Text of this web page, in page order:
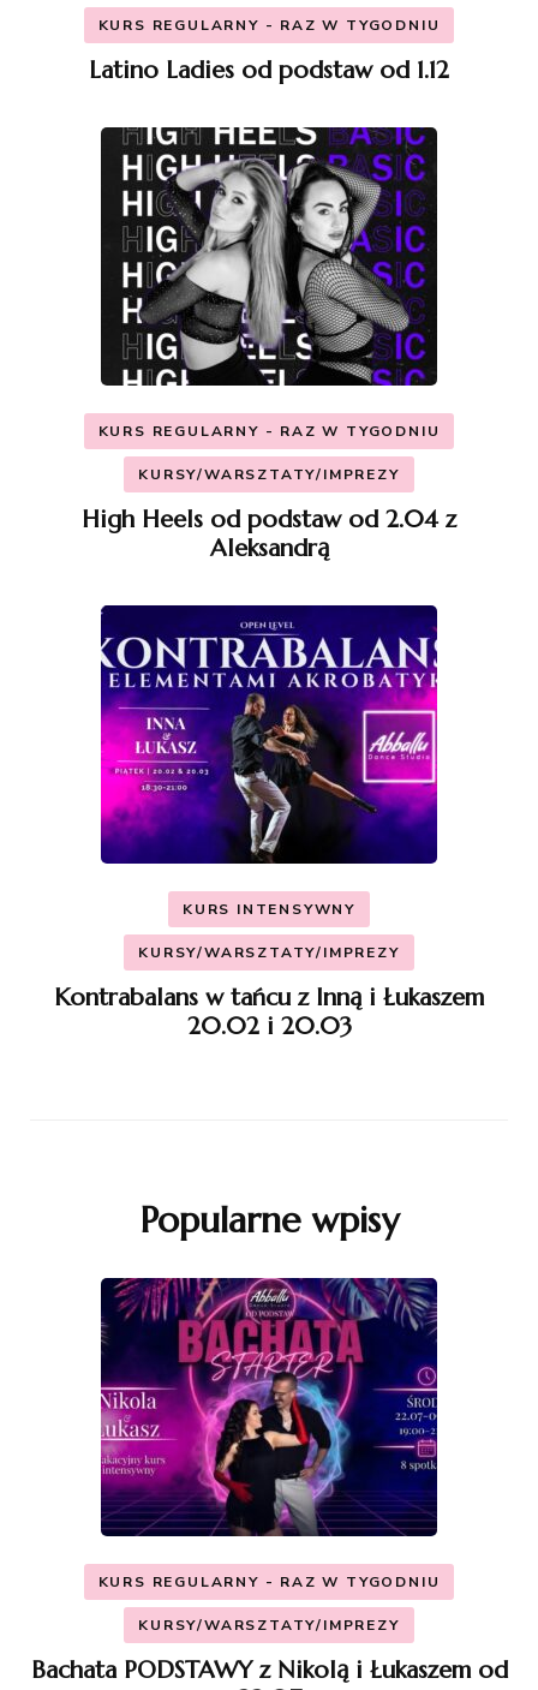
KURS REGULARNY - RAZ W TYGODNIU
Latino Ladies od podstaw od 1.12
KURS REGULARNY - RAZ W TYGODNIU
KURSY/WARSZTATY/IMPREZY
High Heels od podstaw od 2.04 z
Aleksandrą
KURS INTENSYWNY
KURSY/WARSZTATY/IMPREZY
Kontrabalans w tańcu z Inną i Łukaszem
20.02 i 20.03
Popularne wpisy
KURS REGULARNY - RAZ W TYGODNIU
KURSY/WARSZTATY/IMPREZY
Bachata PODSTAWY z Nikolą i Łukaszem od